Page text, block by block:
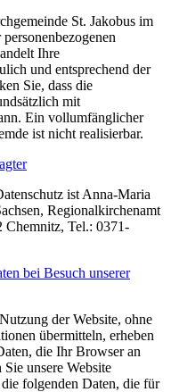
St. Jakobus im
Ihre
und entsprechend der
Sie, dass die
mit
Ein vollumfänglicher
ist nicht realisierbar.
ist Anna-Maria
Regionalkirchenamt
Chemnitz, Tel.: 0371-
bei Besuch unserer
der Website, ohne
übermitteln, erheben
die Ihr Browser an
unsere Website
folgenden Daten, die für